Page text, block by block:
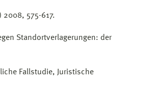
2008, 575-617.
Standortverlagerungen: der
Fallstudie, Juristische